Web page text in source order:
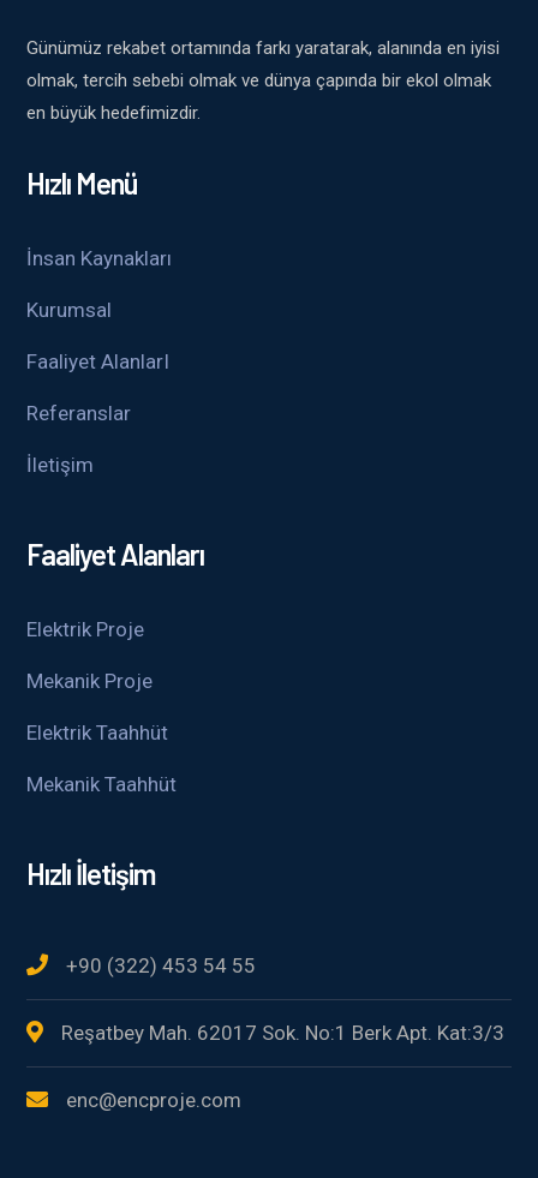
Günümüz rekabet ortamında farkı yaratarak, alanında en iyisi
olmak, tercih sebebi olmak ve dünya çapında bir ekol olmak
en büyük hedefimizdir.
Hızlı Menü
İnsan Kaynakları
Kurumsal
Faaliyet AlanlarI
Referanslar
İletişim
Faaliyet Alanları
Elektrik Proje
Mekanik Proje
Elektrik Taahhüt
Mekanik Taahhüt
Hızlı İletişim
+90 (322) 453 54 55
Reşatbey Mah. 62017 Sok. No:1 Berk Apt. Kat:3/3
enc@encproje.com